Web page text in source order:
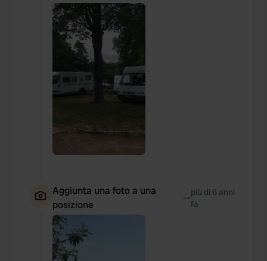
Aggiunta una foto a una
posizione
—più di 6 anni
fa